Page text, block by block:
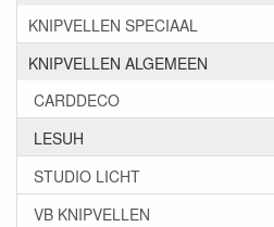
KNIPVELLEN SPECIAAL
KNIPVELLEN ALGEMEEN
CARDDECO
LESUH
STUDIO LICHT
VB KNIPVELLEN